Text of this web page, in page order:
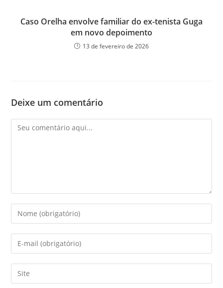
Caso Orelha envolve familiar do ex-tenista Guga
em novo depoimento
13 de fevereiro de 2026
Deixe um comentário
Comentário
Digite
seu
nome
ou
de
usuário
Digite
seu
endereço
de
Digite
o